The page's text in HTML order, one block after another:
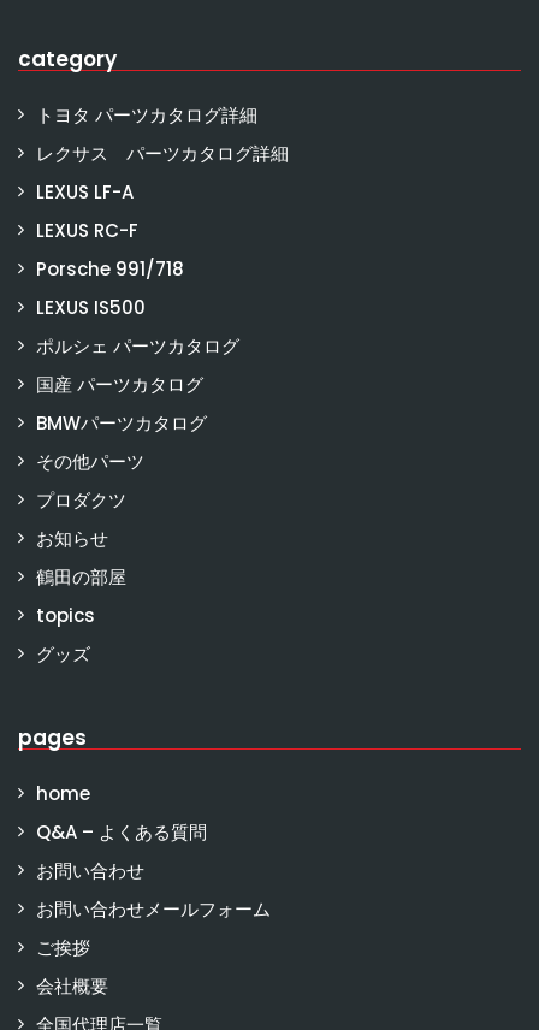
category
トヨタ パーツカタログ詳細
レクサス パーツカタログ詳細
LEXUS LF-A
LEXUS RC-F
Porsche 991/718
LEXUS IS500
ポルシェ パーツカタログ
国産 パーツカタログ
BMWパーツカタログ
その他パーツ
プロダクツ
お知らせ
鶴田の部屋
topics
グッズ
pages
home
Q&A – よくある質問
お問い合わせ
お問い合わせメールフォーム
ご挨拶
会社概要
全国代理店一覧